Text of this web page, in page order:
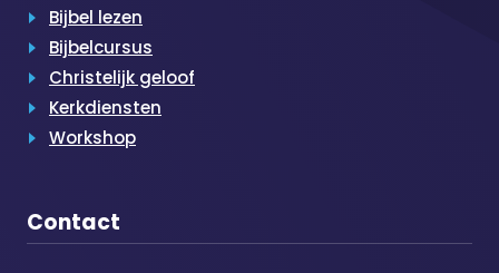
Bijbel lezen
Bijbelcursus
Christelijk geloof
Kerkdiensten
Workshop
Contact